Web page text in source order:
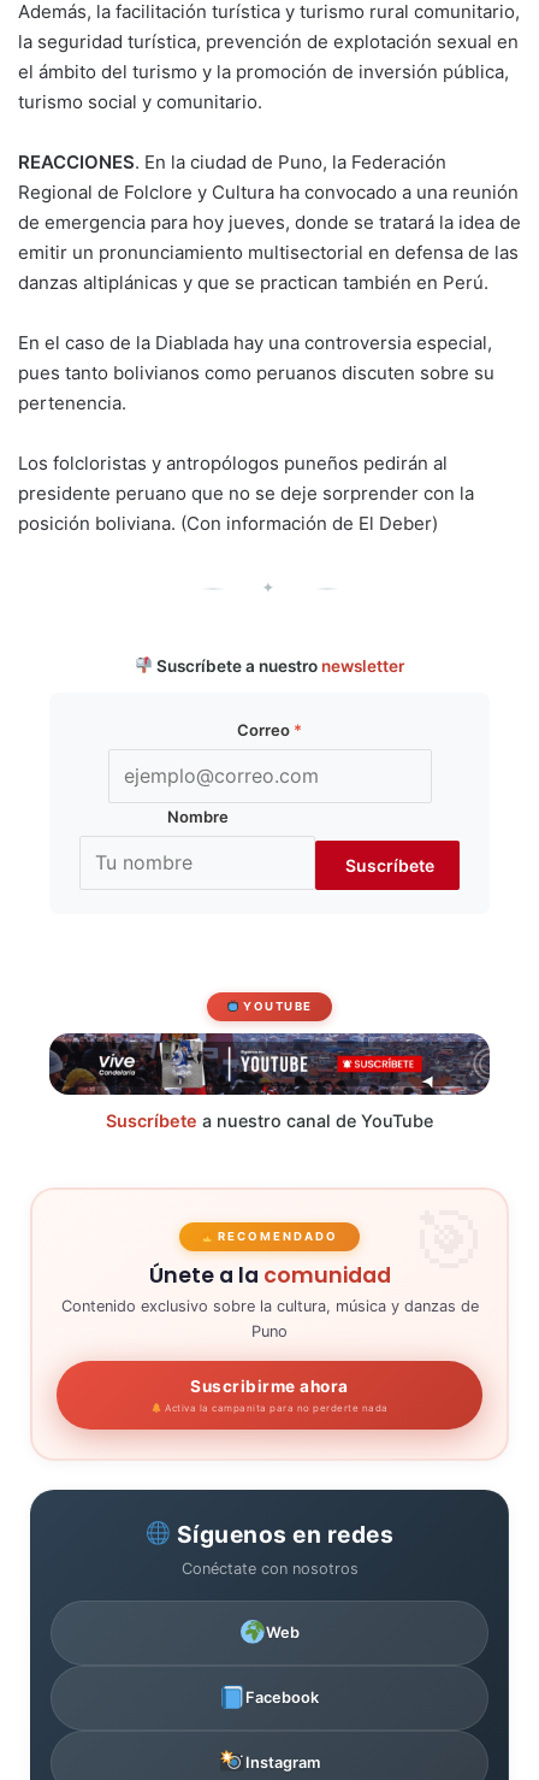
Además, la facilitación turística y turismo rural comunitario,
la seguridad turística, prevención de explotación sexual en
el ámbito del turismo y la promoción de inversión pública,
turismo social y comunitario.
REACCIONES. En la ciudad de Puno, la Federación
Regional de Folclore y Cultura ha convocado a una reunión
de emergencia para hoy jueves, donde se tratará la idea de
emitir un pronunciamiento multisectorial en defensa de las
danzas altiplánicas y que se practican también en Perú.
En el caso de la Diablada hay una controversia especial,
pues tanto bolivianos como peruanos discuten sobre su
pertenencia.
Los folcloristas y antropólogos puneños pedirán al
presidente peruano que no se deje sorprender con la
posición boliviana. (Con información de El Deber)
✦
Suscríbete a nuestro newsletter
Correo *
Nombre
YOUTUBE
Suscríbete a nuestro canal de YouTube
RECOMENDADO
Únete a la comunidad
Contenido exclusivo sobre la cultura, música y danzas de
Puno
Suscribirme ahora
Activa la campanita para no perderte nada
Síguenos en redes
Conéctate con nosotros
Web
Facebook
Instagram